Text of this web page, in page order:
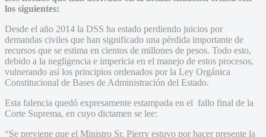
los siguientes:
Desde el año 2014 la DSS ha estado perdiendo juicios por
demandas civiles que han significado una pérdida importante de
recursos que se estima en cientos de millones de pesos. Todo esto,
debido a la negligencia e impericia en el manejo de estos procesos,
vulnerando así los principios ordenados por la Ley Orgánica
Constitucional de Bases de Administración del Estado.
Esta falencia quedó expresamente estampada en el fallo final de la
Corte Suprema, en cuyo dictamen se lee:
“Se previene que el Ministro Sr. Pierry estuvo por hacer presente la